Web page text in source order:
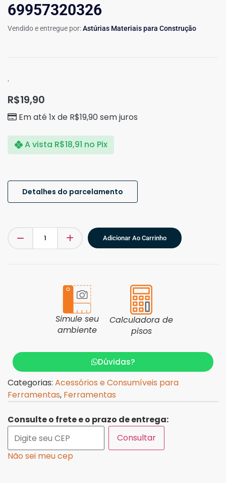
69957320326
Vendido e entregue por:Astúrias Materiais para Construção
.
R$19,90
Em até 1x de R$19,90sem juros
A vista R$18,91 no Pix
Detalhes do parcelamento
Adicionar Ao Carrinho
Simule seu
ambiente
Calculadora de
pisos
Dúvidas?
Categorias: Acessórios e Consumíveis para
Ferramentas, Ferramentas
Consulte o frete e o prazo de entrega:
Consultar
Não sei meu cep